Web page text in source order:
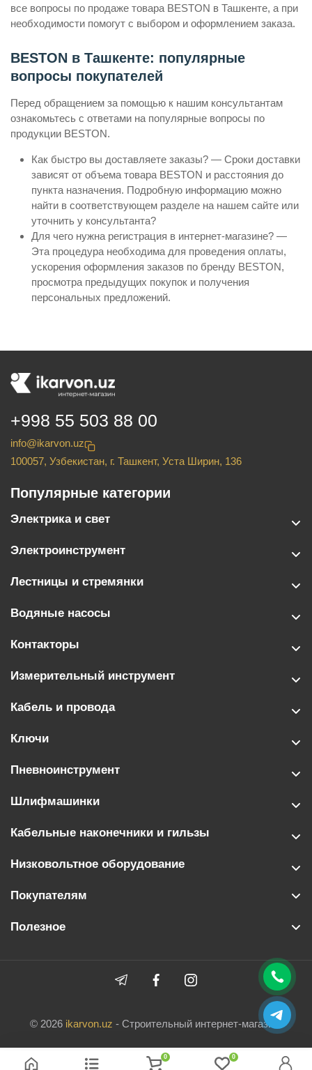
все вопросы по продаже товара BESTON в Ташкенте, а при
необходимости помогут с выбором и оформлением заказа.
BESTON в Ташкенте: популярные
вопросы покупателей
Перед обращением за помощью к нашим консультантам
ознакомьтесь с ответами на популярные вопросы по
продукции BESTON.
Как быстро вы доставляете заказы? — Сроки доставки
зависят от объема товара BESTON и расстояния до
пункта назначения. Подробную информацию можно
найти в соответствующем разделе на нашем сайте или
уточнить у консультанта?
Для чего нужна регистрация в интернет-магазине? —
Эта процедура необходима для проведения оплаты,
ускорения оформления заказов по бренду BESTON,
просмотра предыдущих покупок и получения
персональных предложений.
+998 55 503 88 00
info@ikarvon.uz
100057, Узбекистан, г. Ташкент, Уста Ширин, 136
Популярные категории
Электрика и свет
Электроинструмент
Лестницы и стремянки
Водяные насосы
Контакторы
Измерительный инструмент
Кабель и провода
Ключи
Пневноинструмент
Шлифмашинки
Кабельные наконечники и гильзы
Низковольтное оборудование
Покупателям
Полезное
© 2026 ikarvon.uz - Строительный интернет-магазин.
0 0